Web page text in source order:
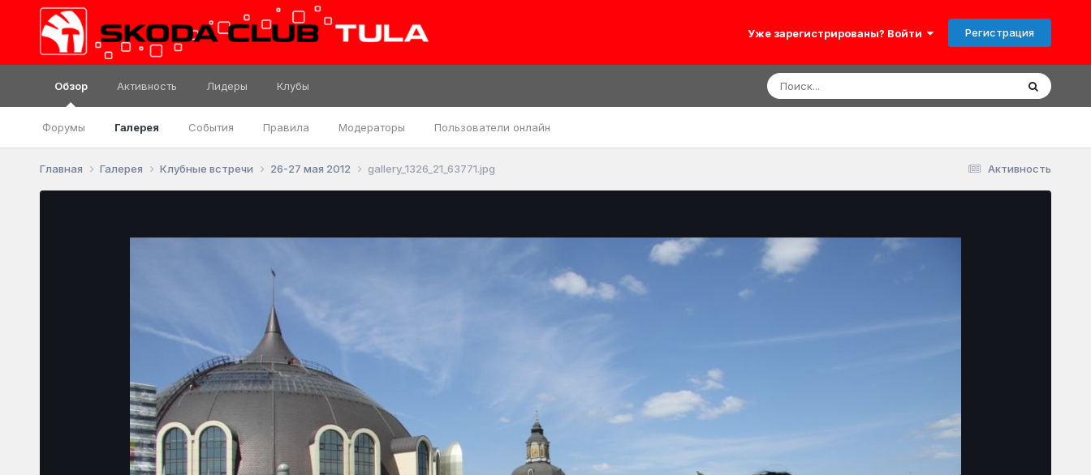
Уже зарегистрированы? Войти Регистрация
Обзор
Форумы Галерея События Правила Модераторы Пользователи онлайн
Активность Лидеры Клубы
Активность
Главная Галерея Клубные встречи 26-27 мая 2012 gallery_1326_21_63771.jpg